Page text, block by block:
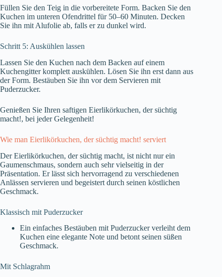
Füllen Sie den Teig in die vorbereitete Form. Backen Sie den
Kuchen im unteren Ofendrittel für 50–60 Minuten. Decken
Sie ihn mit Alufolie ab, falls er zu dunkel wird.
Schritt 5: Auskühlen lassen
Lassen Sie den Kuchen nach dem Backen auf einem
Kuchengitter komplett auskühlen. Lösen Sie ihn erst dann aus
der Form. Bestäuben Sie ihn vor dem Servieren mit
Puderzucker.
Genießen Sie Ihren saftigen Eierlikörkuchen, der süchtig
macht!, bei jeder Gelegenheit!
Wie man Eierlikörkuchen, der süchtig macht! serviert
Der Eierlikörkuchen, der süchtig macht, ist nicht nur ein
Gaumenschmaus, sondern auch sehr vielseitig in der
Präsentation. Er lässt sich hervorragend zu verschiedenen
Anlässen servieren und begeistert durch seinen köstlichen
Geschmack.
Klassisch mit Puderzucker
Ein einfaches Bestäuben mit Puderzucker verleiht dem
Kuchen eine elegante Note und betont seinen süßen
Geschmack.
Mit Schlagrahm